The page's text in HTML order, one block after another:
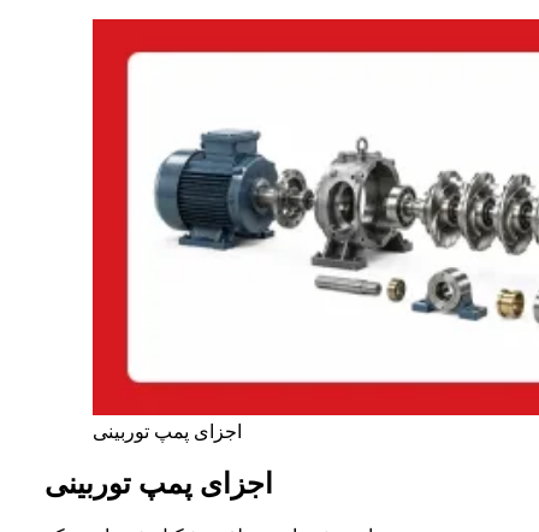
اجزای پمپ توربینی
اجزای پمپ توربینی